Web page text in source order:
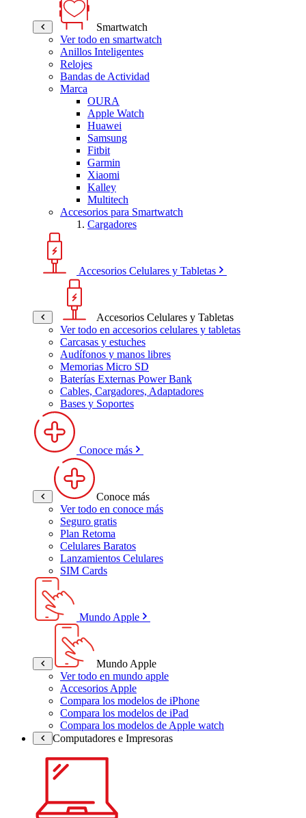
Smartwatch
Ver todo en smartwatch
Anillos Inteligentes
Relojes
Bandas de Actividad
Marca
OURA
Apple Watch
Huawei
Samsung
Fitbit
Garmin
Xiaomi
Kalley
Multitech
Accesorios para Smartwatch
Cargadores
Accesorios Celulares y Tabletas
Accesorios Celulares y Tabletas
Ver todo en accesorios celulares y tabletas
Carcasas y estuches
Audífonos y manos libres
Memorias Micro SD
Baterías Externas Power Bank
Cables, Cargadores, Adaptadores
Bases y Soportes
Conoce más
Conoce más
Ver todo en conoce más
Seguro gratis
Plan Retoma
Celulares Baratos
Lanzamientos Celulares
SIM Cards
Mundo Apple
Mundo Apple
Ver todo en mundo apple
Accesorios Apple
Compara los modelos de iPhone
Compara los modelos de iPad
Compara los modelos de Apple watch
Computadores e Impresoras